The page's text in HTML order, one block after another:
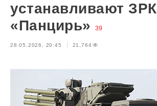
устанавливают ЗРК
«Панцирь»
39
28.05.2026, 20:45 21,764